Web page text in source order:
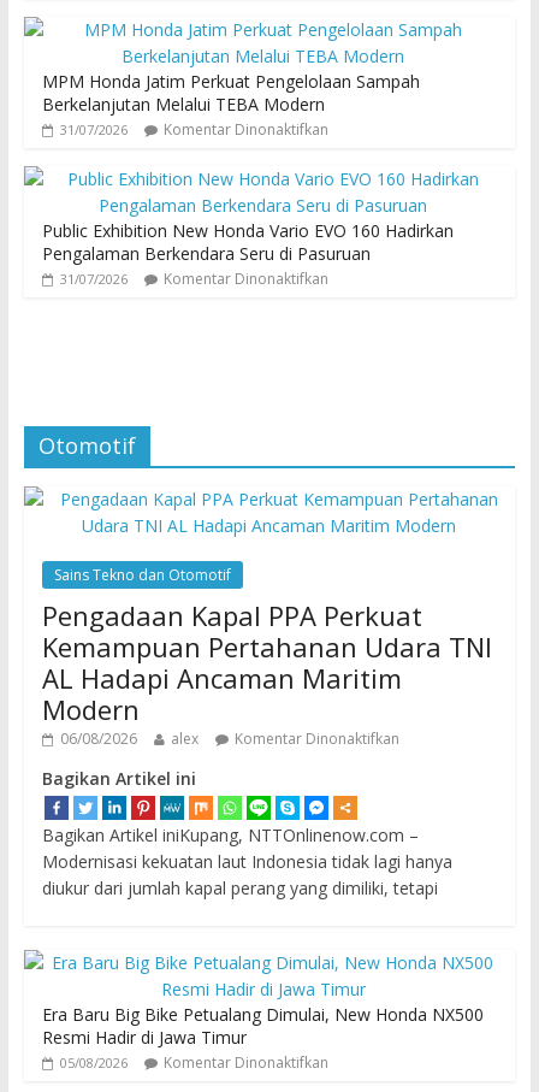
MPM Honda Jatim Perkuat Pengelolaan Sampah
Berkelanjutan Melalui TEBA Modern
31/07/2026 Komentar Dinonaktifkan
Public Exhibition New Honda Vario EVO 160 Hadirkan
Pengalaman Berkendara Seru di Pasuruan
31/07/2026 Komentar Dinonaktifkan
Otomotif
Sains Tekno dan Otomotif
Pengadaan Kapal PPA Perkuat
Kemampuan Pertahanan Udara TNI
AL Hadapi Ancaman Maritim
Modern
06/08/2026 alex Komentar Dinonaktifkan
Bagikan Artikel ini
Bagikan Artikel iniKupang, NTTOnlinenow.com –
Modernisasi kekuatan laut Indonesia tidak lagi hanya
diukur dari jumlah kapal perang yang dimiliki, tetapi
Era Baru Big Bike Petualang Dimulai, New Honda NX500
Resmi Hadir di Jawa Timur
05/08/2026 Komentar Dinonaktifkan